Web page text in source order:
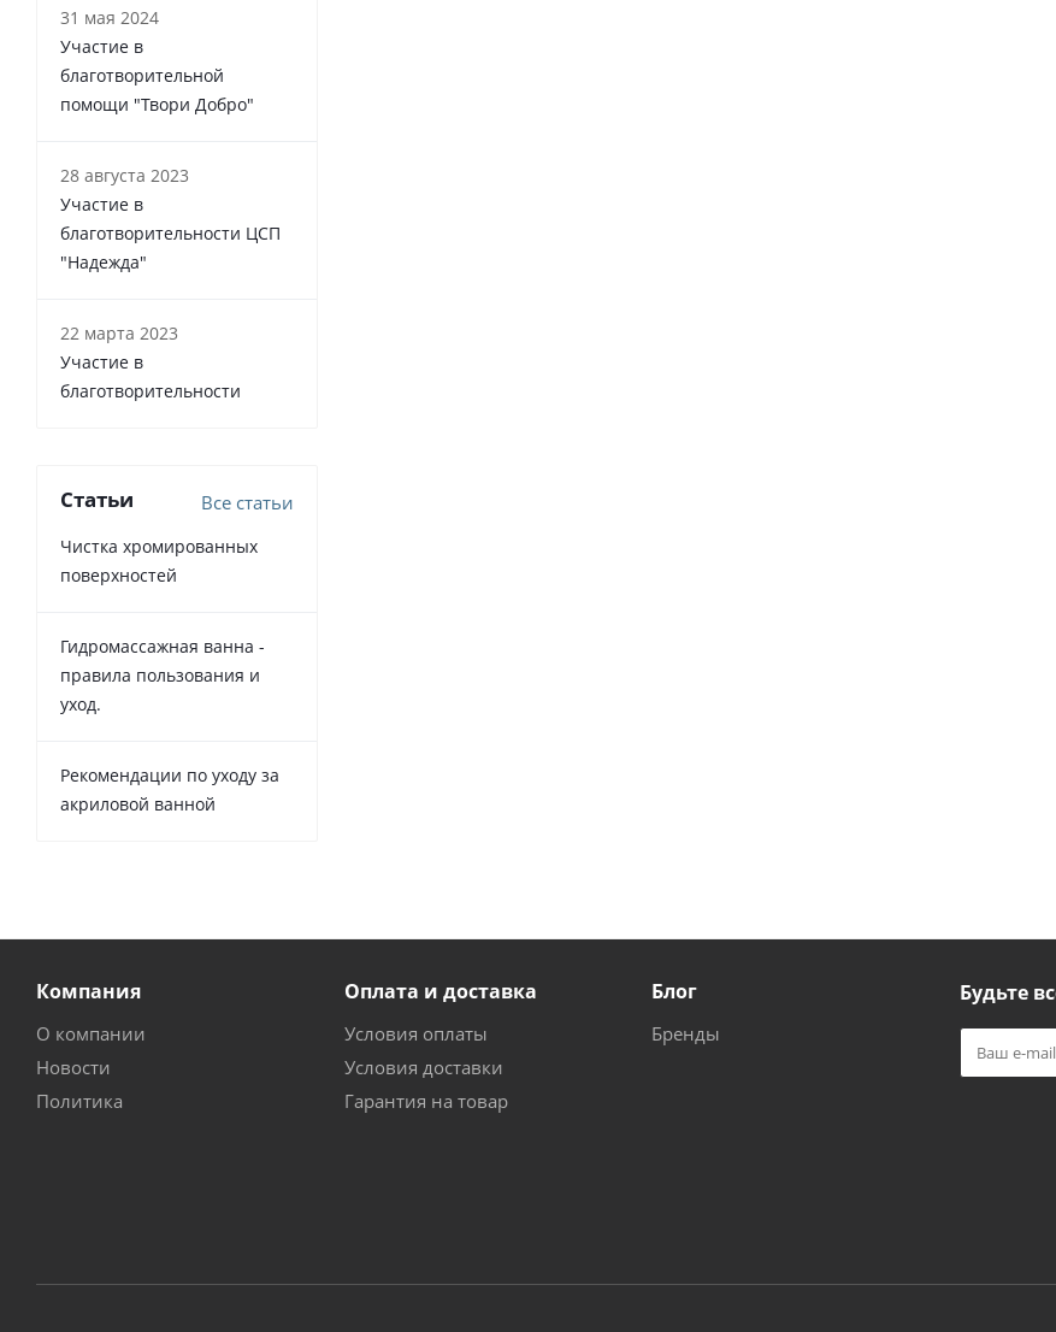
31 мая 2024
Участие в
благотворительной
помощи "Твори Добро"
28 августа 2023
Участие в
благотворительности ЦСП
"Надежда"
22 марта 2023
Участие в
благотворительности
Статьи Все статьи
Чистка хромированных
поверхностей
Гидромассажная ванна -
правила пользования и
уход.
Рекомендации по уходу за
акриловой ванной
Компания
О компании
Новости
Политика
Оплата и доставка
Условия оплаты
Условия доставки
Гарантия на товар
Блог
Бренды
Будьте